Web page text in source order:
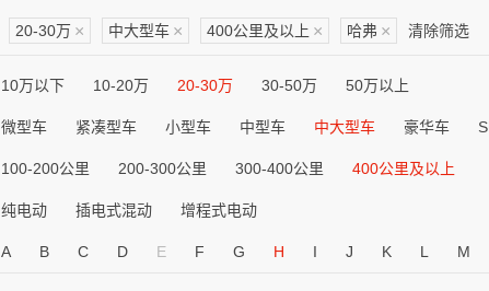
20-30万 × 中大型车 × 400公里及以上 × 哈弗 × 清除筛选
10万以下 10-20万 20-30万 30-50万 50万以上
微型车 紧凑型车 小型车 中型车 中大型车 豪华车
100-200公里 200-300公里 300-400公里 400公里及以上
纯电动 插电式混动 增程式电动
A B C D E F G H I J K L M